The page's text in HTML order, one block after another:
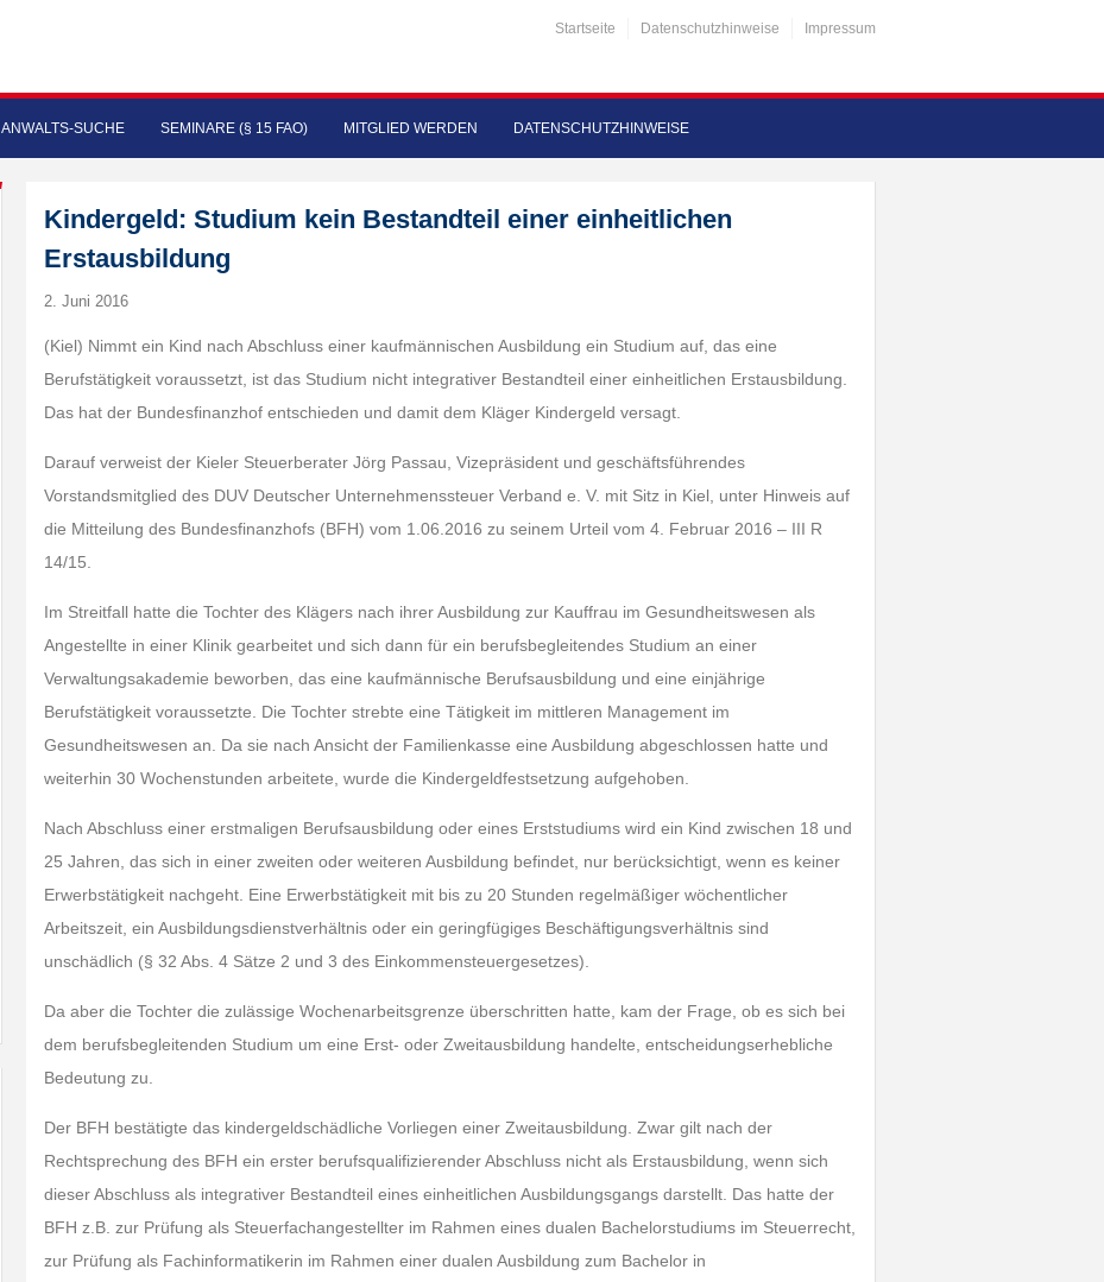
Startseite Datenschutzhinweise Impressum
ANWALTS-SUCHE SEMINARE (§ 15 FAO) MITGLIED WERDEN DATENSCHUTZHINWEISE
Kindergeld: Studium kein Bestandteil einer einheitlichen
Erstausbildung
2. Juni 2016
(Kiel) Nimmt ein Kind nach Abschluss einer kaufmännischen Ausbildung ein Studium auf, das eine
Berufstätigkeit voraussetzt, ist das Studium nicht integrativer Bestandteil einer einheitlichen Erstausbildung.
Das hat der Bundesfinanzhof entschieden und damit dem Kläger Kindergeld versagt.
Darauf verweist der Kieler Steuerberater Jörg Passau, Vizepräsident und geschäftsführendes
Vorstandsmitglied des DUV Deutscher Unternehmenssteuer Verband e. V. mit Sitz in Kiel, unter Hinweis auf
die Mitteilung des Bundesfinanzhofs (BFH) vom 1.06.2016 zu seinem Urteil vom 4. Februar 2016 – III R
14/15.
Im Streitfall hatte die Tochter des Klägers nach ihrer Ausbildung zur Kauffrau im Gesundheitswesen als
Angestellte in einer Klinik gearbeitet und sich dann für ein berufsbegleitendes Studium an einer
Verwaltungsakademie beworben, das eine kaufmännische Berufsausbildung und eine einjährige
Berufstätigkeit voraussetzte. Die Tochter strebte eine Tätigkeit im mittleren Management im
Gesundheitswesen an. Da sie nach Ansicht der Familienkasse eine Ausbildung abgeschlossen hatte und
weiterhin 30 Wochenstunden arbeitete, wurde die Kindergeldfestsetzung aufgehoben.
Nach Abschluss einer erstmaligen Berufsausbildung oder eines Erststudiums wird ein Kind zwischen 18 und
25 Jahren, das sich in einer zweiten oder weiteren Ausbildung befindet, nur berücksichtigt, wenn es keiner
Erwerbstätigkeit nachgeht. Eine Erwerbstätigkeit mit bis zu 20 Stunden regelmäßiger wöchentlicher
Arbeitszeit, ein Ausbildungsdienstverhältnis oder ein geringfügiges Beschäftigungsverhältnis sind
unschädlich (§ 32 Abs. 4 Sätze 2 und 3 des Einkommensteuergesetzes).
Da aber die Tochter die zulässige Wochenarbeitsgrenze überschritten hatte, kam der Frage, ob es sich bei
dem berufsbegleitenden Studium um eine Erst- oder Zweitausbildung handelte, entscheidungserhebliche
Bedeutung zu.
Der BFH bestätigte das kindergeldschädliche Vorliegen einer Zweitausbildung. Zwar gilt nach der
Rechtsprechung des BFH ein erster berufsqualifizierender Abschluss nicht als Erstausbildung, wenn sich
dieser Abschluss als integrativer Bestandteil eines einheitlichen Ausbildungsgangs darstellt. Das hatte der
BFH z.B. zur Prüfung als Steuerfachangestellter im Rahmen eines dualen Bachelorstudiums im Steuerrecht,
zur Prüfung als Fachinformatikerin im Rahmen einer dualen Ausbildung zum Bachelor in